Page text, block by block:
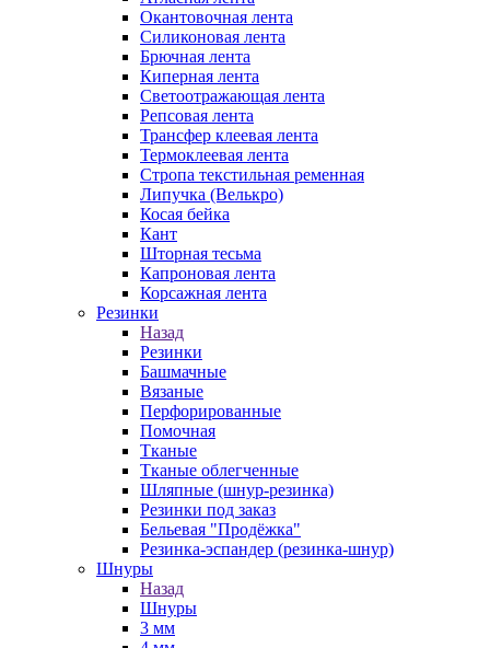
Окантовочная лента
Силиконовая лента
Брючная лента
Киперная лента
Светоотражающая лента
Репсовая лента
Трансфер клеевая лента
Термоклеевая лента
Стропа текстильная ременная
Липучка (Велькро)
Косая бейка
Кант
Шторная тесьма
Капроновая лента
Корсажная лента
Резинки
Назад
Резинки
Башмачные
Вязаные
Перфорированные
Помочная
Тканые
Тканые облегченные
Шляпные (шнур-резинка)
Резинки под заказ
Бельевая "Продёжка"
Резинка-эспандер (резинка-шнур)
Шнуры
Назад
Шнуры
3 мм